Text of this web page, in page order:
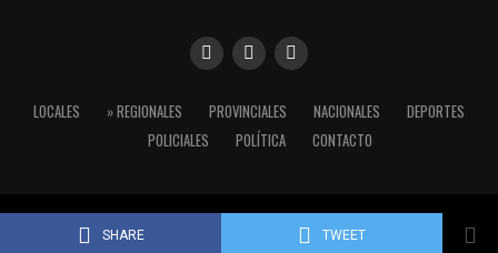
SHARE TWEET
LOCALES » REGIONALES PROVINCIALES NACIONALES
DEPORTES
POLICIALES
POLÍTICA CONTACTO
Copyright © 2024 Conectados 24/7